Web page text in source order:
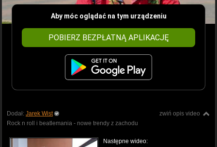
Aby móc oglądać na tym urządzeniu
POBIERZ BEZPŁATNĄ APLIKACJĘ
zwiń opis video
Dodał: Jarek Wist
Rock n roll i beatlemania - nowe trendy z zachodu
Następne wideo: